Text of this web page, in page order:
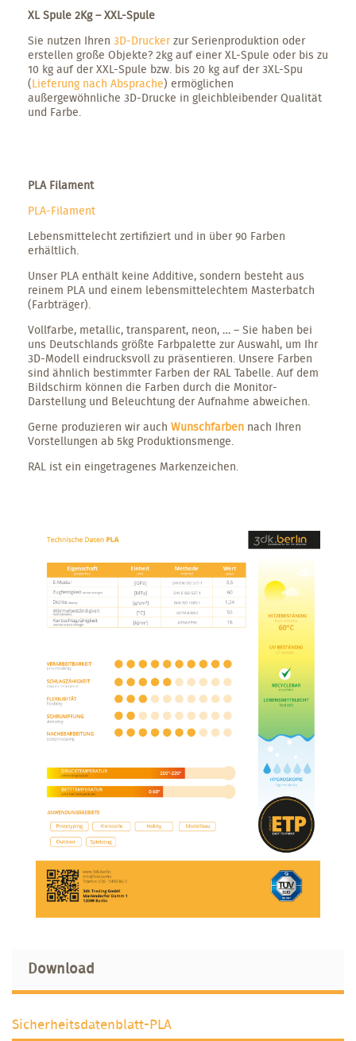
XL Spule 2Kg – XXL-Spule
Sie nutzen Ihren 3D-Druckerzur Serienproduktion oder
erstellen große Objekte? 2kg auf einer XL-Spule oder bis zu
10 kg auf der XXL-Spule bzw. bis 20 kg auf der 3XL-Spu
(Lieferung nach Absprache) ermöglichen
außergewöhnliche 3D-Drucke in gleichbleibender Qualität
und Farbe.
PLA Filament
PLA-Filament
Lebensmittelecht zertifiziert und in über 90 Farben
erhältlich.
Unser PLA enthält keine Additive, sondern besteht aus
reinem PLA und einem lebensmittelechtem Masterbatch
(Farbträger).
Vollfarbe, metallic, transparent, neon, … – Sie haben bei
uns Deutschlands größte Farbpalette zur Auswahl, um Ihr
3D-Modell eindrucksvoll zu präsentieren. Unsere Farben
sind ähnlich bestimmter Farben der RAL Tabelle. Auf dem
Bildschirm können die Farben durch die Monitor-
Darstellung und Beleuchtung der Aufnahme abweichen.
Gerne produzieren wir auch Wunschfarben nach Ihren
Vorstellungen ab 5kg Produktionsmenge.
RAL ist ein eingetragenes Markenzeichen.
Download
Sicherheitsdatenblatt-PLA